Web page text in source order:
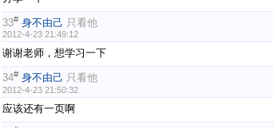
33# 身不由己 只看他
2012-4-23 21:49:12
谢谢老师，想学习一下
34# 身不由己 只看他
2012-4-23 21:50:32
应该还有一页啊